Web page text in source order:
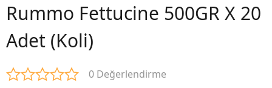
Rummo Fettucine 500GR X 20
Adet (Koli)
0 Değerlendirme